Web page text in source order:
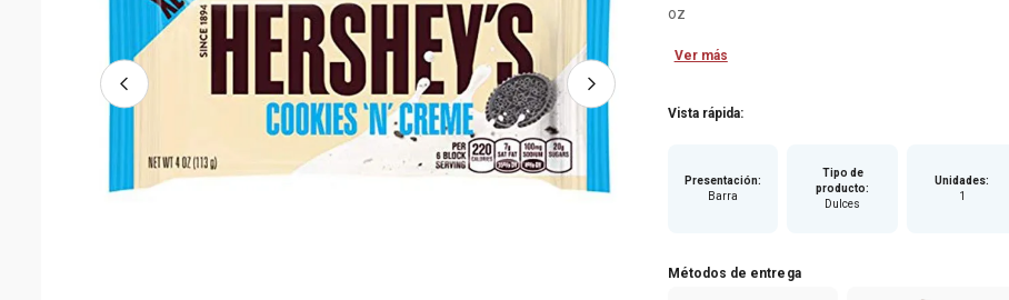
oz
Ver más
Vista rápida:
Presentación:
Barra
Tipo de
producto:
Dulces
Unidades:
1
Métodos de entrega